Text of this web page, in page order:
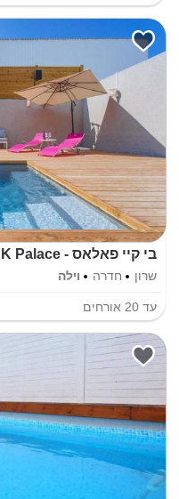
בי קיי פאלאס - BK Palace
שרון חדרה וילה
עד 20 אורחים